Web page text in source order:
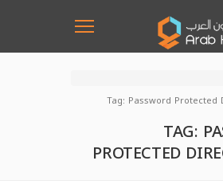
Tag: Password Protected
TAG:
PROTECTED